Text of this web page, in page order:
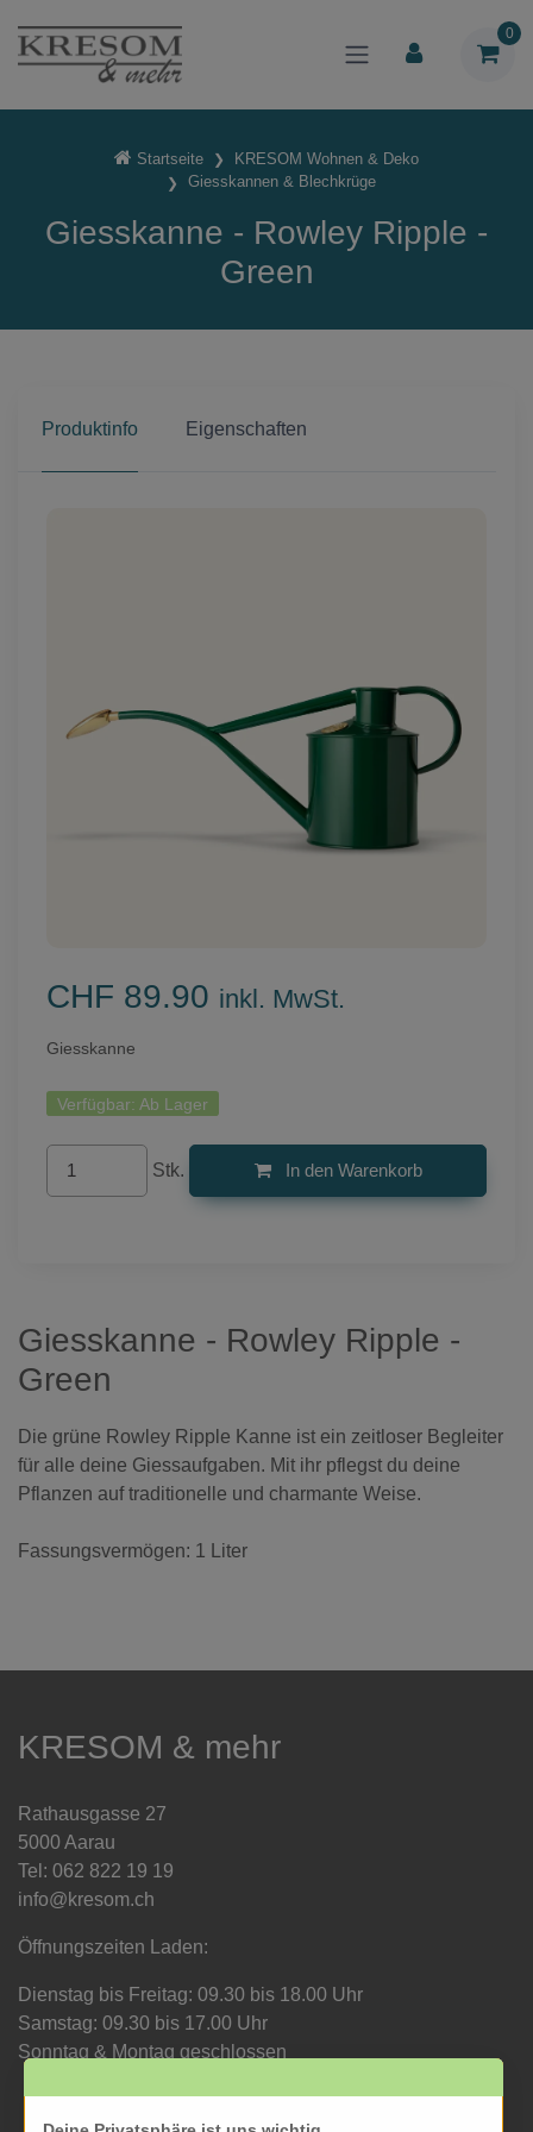
0
Startseite
KRESOM Wohnen & Deko
Giesskannen & Blechkrüge
Giesskanne - Rowley Ripple -
Green
Produktinfo Eigenschaften
CHF 89.90 inkl. MwSt.
Giesskanne
Verfügbar: Ab Lager
Stk. In den Warenkorb
Giesskanne - Rowley Ripple -
Green
Die grüne Rowley Ripple Kanne ist ein zeitloser Begleiter
für alle deine Giessaufgaben. Mit ihr pflegst du deine
Pflanzen auf traditionelle und charmante Weise.
Fassungsvermögen: 1 Liter
KRESOM & mehr
Rathausgasse 27
5000 Aarau
Tel: 062 822 19 19
info@kresom.ch
Öffnungszeiten Laden:
Dienstag bis Freitag: 09.30 bis 18.00 Uhr
Samstag: 09.30 bis 17.00 Uhr
Sonntag & Montag geschlossen